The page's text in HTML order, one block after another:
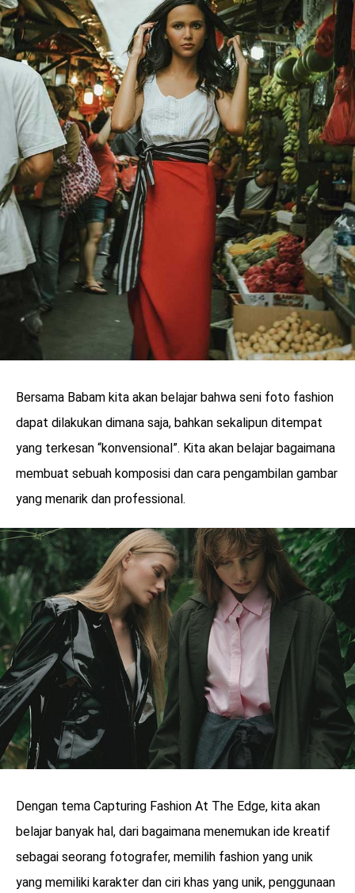
Bersama Babam kita akan belajar bahwa seni foto fashion
dapat dilakukan dimana saja, bahkan sekalipun ditempat
yang terkesan “konvensional”. Kita akan belajar bagaimana
membuat sebuah komposisi dan cara pengambilan gambar
yang menarik dan professional.
Dengan tema Capturing Fashion At The Edge, kita akan
belajar banyak hal, dari bagaimana menemukan ide kreatif
sebagai seorang fotografer, memilih fashion yang unik
yang memiliki karakter dan ciri khas yang unik, penggunaan